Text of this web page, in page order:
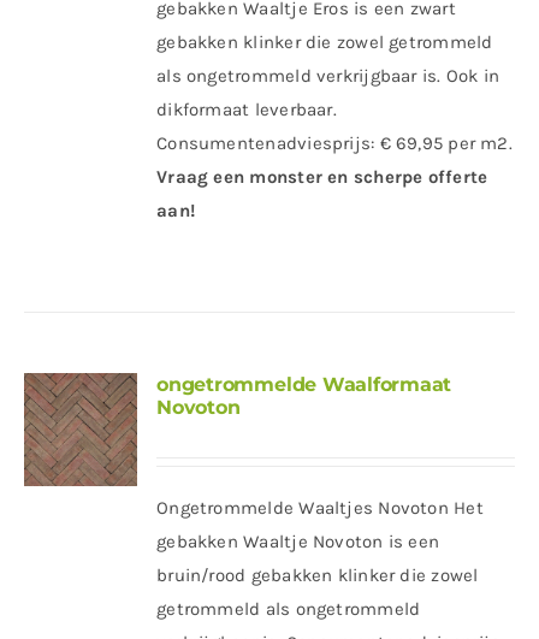
gebakken Waaltje Eros is een zwart
gebakken klinker die zowel getrommeld
als ongetrommeld verkrijgbaar is. Ook in
dikformaat leverbaar.
Consumentenadviesprijs: € 69,95 per m2.
Vraag een monster en scherpe offerte
aan!
ongetrommelde Waalformaat
Novoton
Ongetrommelde Waaltjes Novoton Het
gebakken Waaltje Novoton is een
bruin/rood gebakken klinker die zowel
getrommeld als ongetrommeld